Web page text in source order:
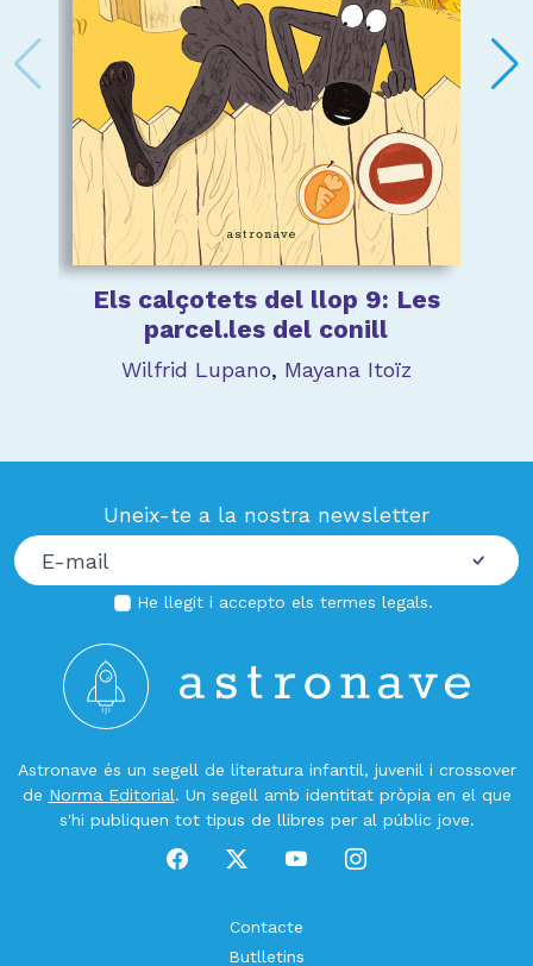
Els calçotets del llop 9: Les
parcel.les del conill
Wilfrid Lupano, Mayana Itoïz
Uneix-te a la nostra newsletter
He llegit i accepto els termes legals.
Astronave és un segell de literatura infantil, juvenil i crossover
de Norma Editorial. Un segell amb identitat pròpia en el que
s'hi publiquen tot tipus de llibres per al públic jove.
Contacte
Butlletins